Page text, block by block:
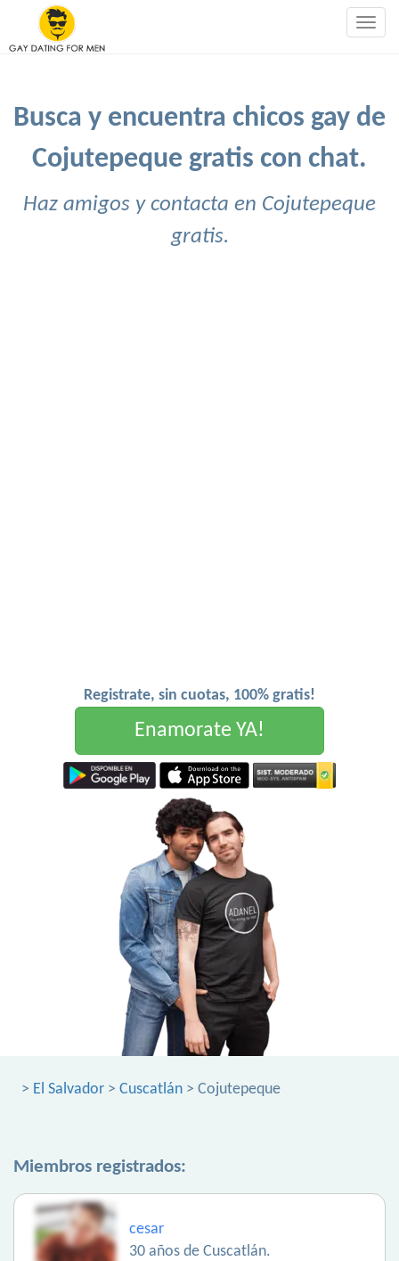
Busca y encuentra chicos gay de
Cojutepeque gratis con chat.
Haz amigos y contacta en Cojutepeque
gratis.
Registrate, sin cuotas, 100% gratis!
Enamorate YA!
> El Salvador > Cuscatlán > Cojutepeque
Miembros registrados:
cesar
30 años de Cuscatlán.